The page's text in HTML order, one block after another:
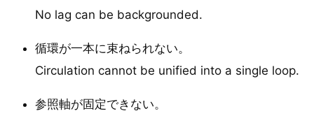
No lag can be backgrounded.
循環が一本に束ねられない。
Circulation cannot be unified into a single loop.
参照軸が固定できない。